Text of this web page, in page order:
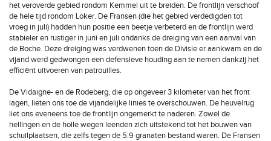
het veroverde gebied rondom Kemmel uit te breiden. De frontlijn verschoof
de hele tijd rondom Loker. De Fransen (die het gebied verdedigden tot
vroeg in juli) hadden hun positie een beetje verbeterd en de frontlijn werd
stabieler en rustiger in juni en juli ondanks de dreiging van een aanval van
de Boche. Deze dreiging was verdwenen toen de Divisie er aankwam en de
vijand werd gedwongen een defensieve houding aan te nemen dankzij het
efficiënt uitvoeren van patrouilles.
De Vidaigne- en de Rodeberg, die op ongeveer 3 kilometer van het front
lagen, lieten ons toe de vijandelijke linies te overschouwen. De heuvelrug
liet ons eveneens toe de frontlijn ongemerkt te naderen. Zowel de
hellingen en de holle wegen leenden zich uitstekend tot het bouwen van
schuilplaatsen, die zelfs tegen de 5.9 granaten bestand waren. De Fransen